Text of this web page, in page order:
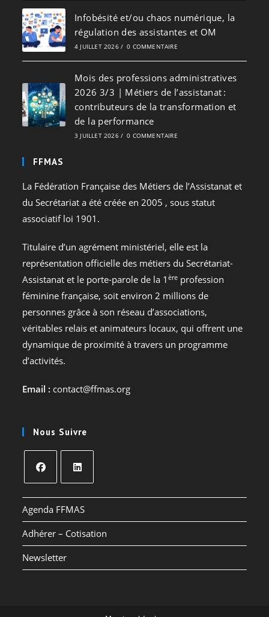
Infobésité et/ou chaos numérique, la
régulation des assistantes et OM
4 JUILLET 2026 / 0 COMMENTAIRE
Mois des professions administratives
2026 3/3 | Métiers de l’assistanat :
contributeurs de la transformation et
de la performance
3 JUILLET 2026 / 0 COMMENTAIRE
FFMAS
La Fédération Française des Métiers de l’Assistanat et
du Secrétariat a été créée en 2005 , sous statut
associatif loi 1901.
Titulaire d’un agrément ministériel, elle est la
représentation officielle des métiers du Secrétariat-
Assistanat et le porte-parole de la 1ère profession
féminine française, soit environ 2 millions de
personnes grâce à son réseau d’associations,
véritables relais et animateurs locaux, qui offrent une
dynamique de proximité à travers un programme
d’activités.
Email : contact@ffmas.org
Nous Suivre
dans
un
nouvel
dans
un
nouvel
Agenda FFMAS
Adhérer – Cotisation
Newsletter